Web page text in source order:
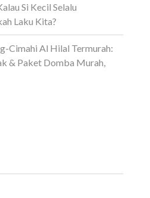
Si Kecil Selalu
Laku Kita?
Cimahi Al Hilal Termurah:
& Paket Domba Murah,